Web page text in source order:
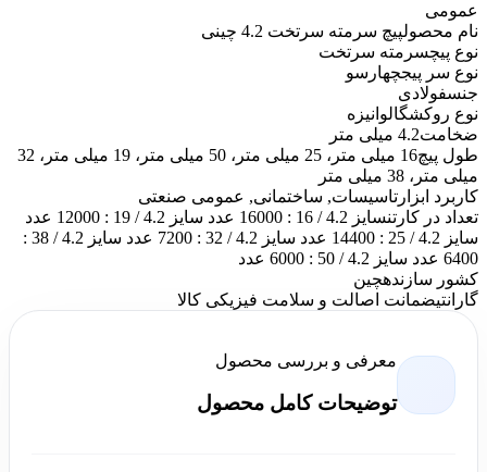
عمومی
نام محصولپیچ سرمته سرتخت 4.2 چینی
نوع پیچسرمته سرتخت
نوع سر پیجچهارسو
جنسفولادی
نوع روکشگالوانیزه
ضخامت4.2 میلی متر
طول پیچ
16 میلی متر، 25 میلی متر، 50 میلی متر، 19 میلی متر، 32
میلی متر، 38 میلی متر
کاربرد ابزار تاسیسات, ساختمانی, عمومی صنعتی
تعداد در کارتن
سایز 4.2 / 16 : 16000 عدد سایز 4.2 / 19 : 12000 عدد
سایز 4.2 / 25 : 14400 عدد سایز 4.2 / 32 : 7200 عدد سایز 4.2 / 38 :
6400 عدد سایز 4.2 / 50 : 6000 عدد
کشور سازندهچین
گارانتیضمانت اصالت و سلامت فیزیکی کالا
معرفی و بررسی محصول
توضیحات کامل محصول